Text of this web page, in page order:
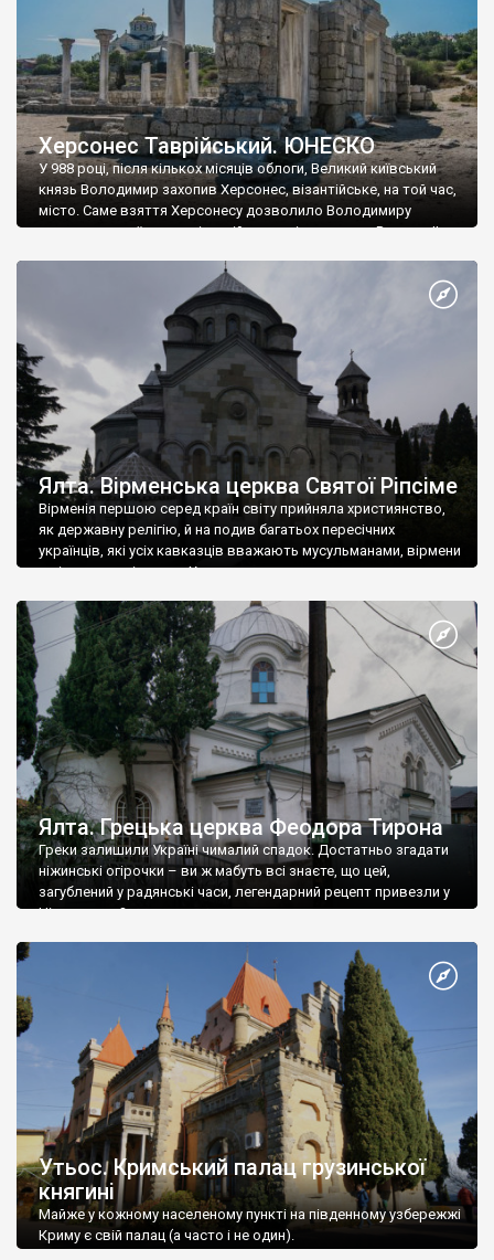
Херсонес Таврійський. ЮНЕСКО
У 988 році, після кількох місяців облоги, Великий київський
князь Володимир захопив Херсонес, візантійське, на той час,
місто. Саме взяття Херсонесу дозволило Володимиру
диктувати свої умови візантійському імператору Василю ІІ, та
Херсонесі Володимир-язичник, став Василем-християнином.
А потім було Хрещення Русі. На честь Херсонесу Таврійського
Ялта. Вірменська церква Святої Ріпсіме
Вірменія першою серед країн світу прийняла християнство,
як державну релігію, й на подив багатьох пересічних
українців, які усіх кавказців вважають мусульманами, вірмени
є відданими вірянами Христа
Ялта. Грецька церква Феодора Тирона
Греки залишили Україні чималий спадок. Достатньо згадати
ніжинські огірочки – ви ж мабуть всі знаєте, що цей,
загублений у радянські часи, легендарний рецепт привезли у
Ніжин греки?
Утьос. Кримський палац грузинської
княгині
Майже у кожному населеному пункті на південному узбережжі
Криму є свій палац (а часто і не один).